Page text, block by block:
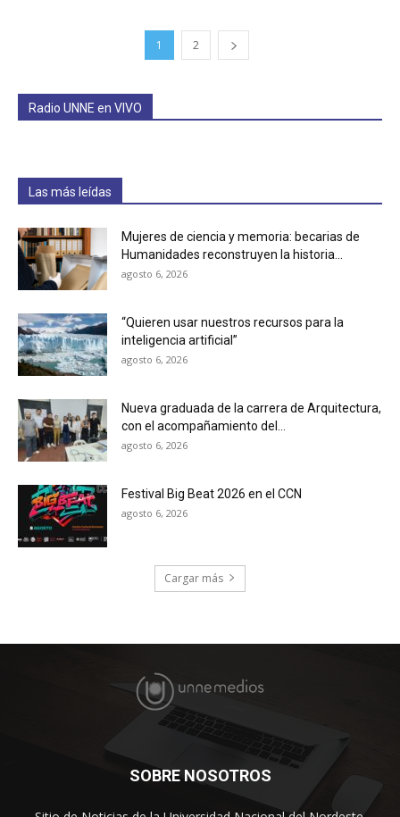
1 2
Radio UNNE en VIVO
Las más leídas
Mujeres de ciencia y memoria: becarias de
Humanidades reconstruyen la historia...
agosto 6, 2026
“Quieren usar nuestros recursos para la
inteligencia artificial”
agosto 6, 2026
Nueva graduada de la carrera de Arquitectura,
con el acompañamiento del...
agosto 6, 2026
Festival Big Beat 2026 en el CCN
agosto 6, 2026
Cargar más
SOBRE NOSOTROS